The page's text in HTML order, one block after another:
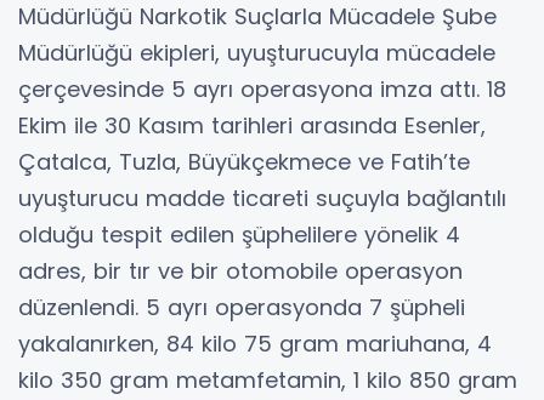
Müdürlüğü Narkotik Suçlarla Mücadele Şube
Müdürlüğü ekipleri, uyuşturucuyla mücadele
çerçevesinde 5 ayrı operasyona imza attı. 18
Ekim ile 30 Kasım tarihleri arasında Esenler,
Çatalca, Tuzla, Büyükçekmece ve Fatih’te
uyuşturucu madde ticareti suçuyla bağlantılı
olduğu tespit edilen şüphelilere yönelik 4
adres, bir tır ve bir otomobile operasyon
düzenlendi. 5 ayrı operasyonda 7 şüpheli
yakalanırken, 84 kilo 75 gram mariuhana, 4
kilo 350 gram metamfetamin, 1 kilo 850 gram